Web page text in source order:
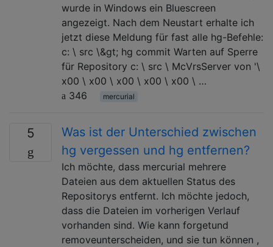
wurde in Windows ein Bluescreen
angezeigt. Nach dem Neustart erhalte ich
jetzt diese Meldung für fast alle hg-Befehle:
c: \ src \&gt; hg commit Warten auf Sperre
für Repository c: \ src \ McVrsServer von '\
x00 \ x00 \ x00 \ x00 \ x00 \ …
346
mercurial
5
Was ist der Unterschied zwischen
hg vergessen und hg entfernen?
Ich möchte, dass mercurial mehrere
Dateien aus dem aktuellen Status des
Repositorys entfernt. Ich möchte jedoch,
dass die Dateien im vorherigen Verlauf
vorhanden sind. Wie kann forgetund
removeunterscheiden, und sie tun können ,